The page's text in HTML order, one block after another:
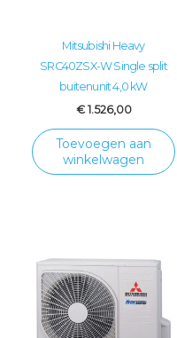
Mitsubishi Heavy
SRC40ZSX-W Single split
buitenunit 4,0 kW
€1.526,00
Toevoegen aan
winkelwagen